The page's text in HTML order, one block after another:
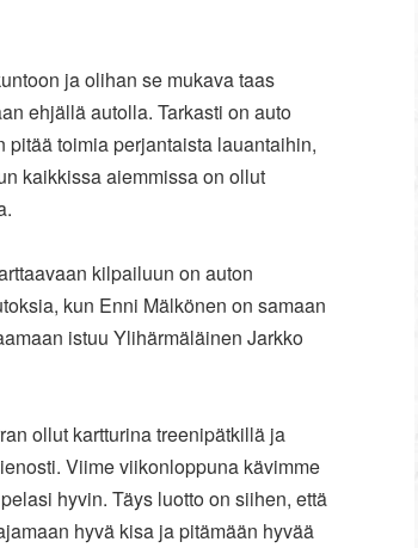
ja olihan se mukava taas
ehjällä autolla. Tarkasti on auto
pitää toimia perjantaista lauantaihin,
kaikkissa aiemmissa on ollut
kilpailuun on auton
kun Enni Mälkönen on samaan
istuu Ylihärmäläinen Jarkko
ollut kartturina treenipätkillä ja
Viime viikonloppuna kävimme
hyvin. Täys luotto on siihen, että
hyvä kisa ja pitämään hyvää